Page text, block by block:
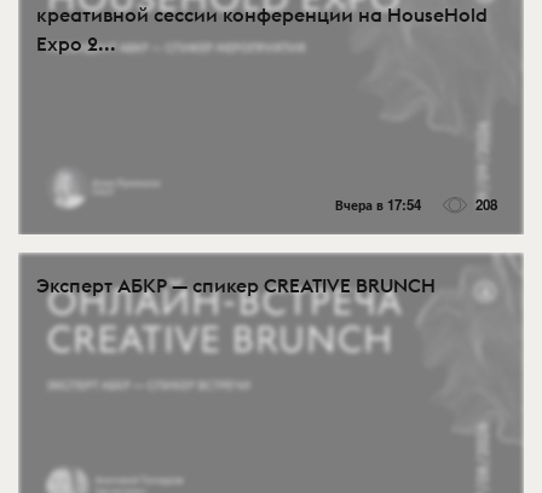
креативной сессии конференции на HouseHold
Expo 2...
Вчера в 17:54 208
Эксперт АБКР — спикер CREATIVE BRUNCH